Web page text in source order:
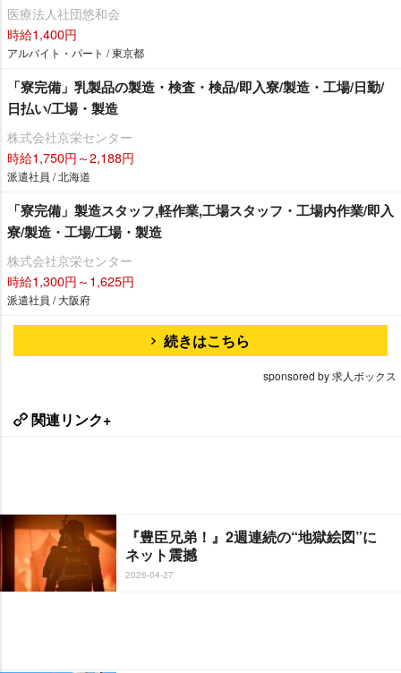
医療法人社団悠和会
時給1,400円
アルバイト・パート / 東京都
「寮完備」乳製品の製造・検査・検品/即入寮/製造・工場/日勤/
日払い/工場・製造
株式会社京栄センター
時給1,750円～2,188円
派遣社員 / 北海道
「寮完備」製造スタッフ,軽作業,工場スタッフ・工場内作業/即入
寮/製造・工場/工場・製造
株式会社京栄センター
時給1,300円～1,625円
派遣社員 / 大阪府
続きはこちら
sponsored by 求人ボックス
関連リンク+
『豊臣兄弟！』2週連続の“地獄絵図”に
ネット震撼
2026-04-27